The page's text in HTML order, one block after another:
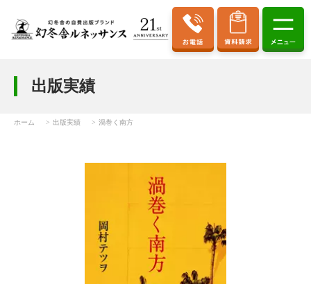
出版実績
ホーム 出版実績 渦巻く南方